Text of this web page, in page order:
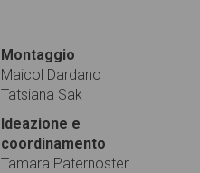
Montaggio
Maicol Dardano
Tatsiana Sak
Ideazione e
coordinamento
Tamara Paternoster